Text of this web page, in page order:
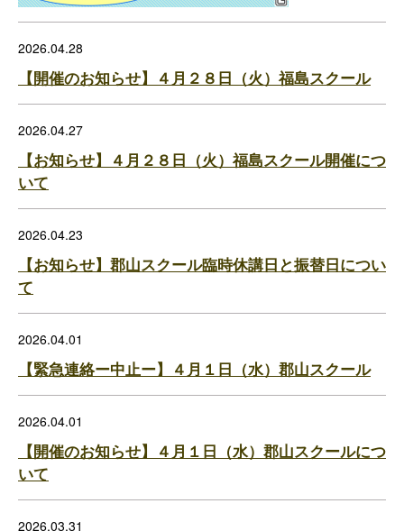
2026.04.28
【開催のお知らせ】４月２８日（火）福島スクール
2026.04.27
【お知らせ】４月２８日（火）福島スクール開催につ
いて
2026.04.23
【お知らせ】郡山スクール臨時休講日と振替日につい
て
2026.04.01
【緊急連絡ー中止ー】４月１日（水）郡山スクール
2026.04.01
【開催のお知らせ】４月１日（水）郡山スクールにつ
いて
2026.03.31